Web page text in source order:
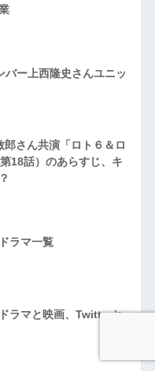
バー上西隆史さんユニッ
さん共演「ロト６＆ロ
18話）のあらすじ、キ
ラマ一覧
ラマと映画、Twitterと